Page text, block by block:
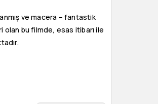
ve macera – fantastik
olan bu filmde, esas itibarı ile